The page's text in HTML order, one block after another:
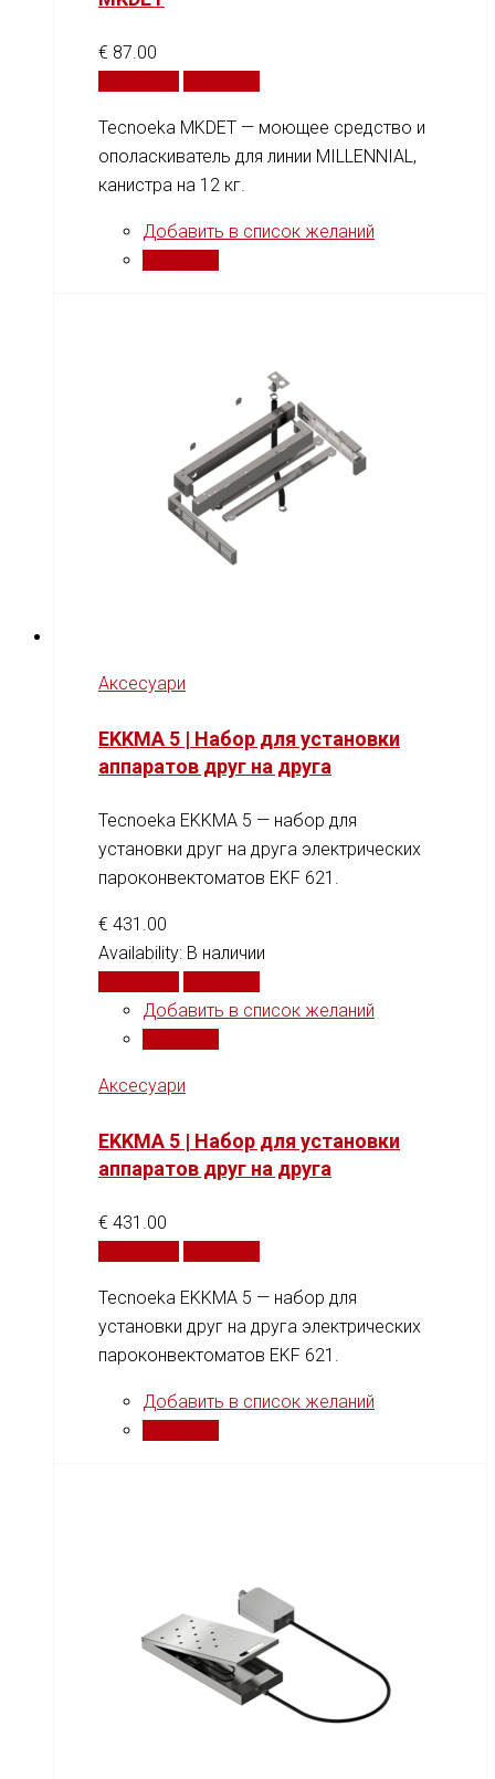
€ 87.00
Tecnoeka MKDET — моющее средство и
ополаскиватель для линии MILLENNIAL,
канистра на 12 кг.
Добавить в список желаний
Аксесуари
EKKMA 5 | Набор для установки
аппаратов друг на друга
Tecnoeka EKKMA 5 — набор для
установки друг на друга электрических
пароконвектоматов EKF 621.
€ 431.00
Availability: В наличии
Добавить в список желаний
Аксесуари
EKKMA 5 | Набор для установки
аппаратов друг на друга
€ 431.00
Tecnoeka EKKMA 5 — набор для
установки друг на друга электрических
пароконвектоматов EKF 621.
Добавить в список желаний